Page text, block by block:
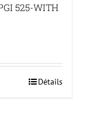
525-WITH
Détails